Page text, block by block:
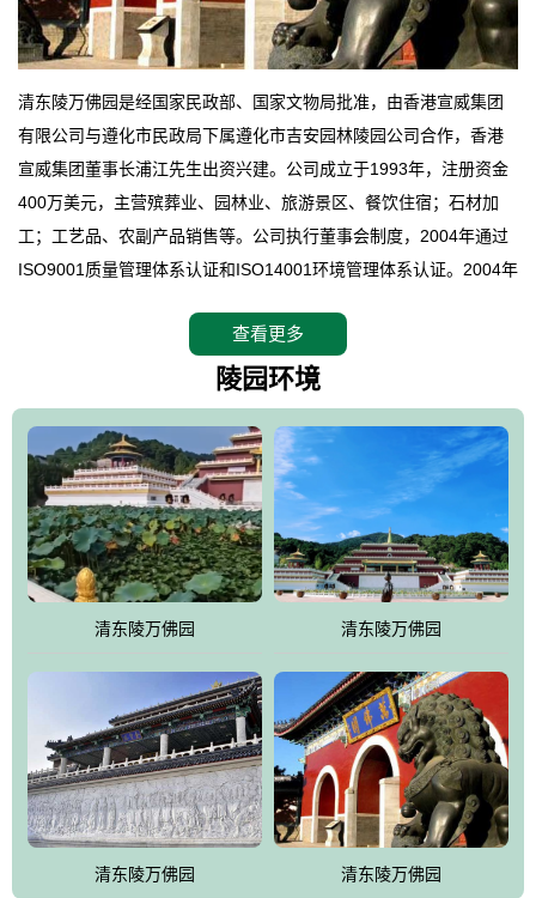
清东陵万佛园是经国家民政部、国家文物局批准，由香港宣威集团
有限公司与遵化市民政局下属遵化市吉安园林陵园公司合作，香港
宣威集团董事长浦江先生出资兴建。公司成立于1993年，注册资金
400万美元，主营殡葬业、园林业、旅游景区、餐饮住宿；石材加
工；工艺品、农副产品销售等。公司执行董事会制度，2004年通过
ISO9001质量管理体系认证和ISO14001环境管理体系认证。2004年
拥有4A级旅游区头衔的花园式陵园，园内建有四星级酒店一座。
万佛园位于遵化市境内，座落在世界文化遗产清东陵地形墙内，地
形绝佳，地理位置优越，交通便利。公司以“建设全国顶级人生后花
园、打造佛教精品旅游圣地”为目标，以海外归侨、国内外知名人士
的墓地安葬、祭祀吊亡并结合旅游参观构成其主要使用功能；以苍
郁绚丽、优雅宜人的园林景观构成其外部形象。通过墓园建设与造
园手法相结合的默契操作，建成一处特色鲜明、服务周全、环境优
美、民族风格突出，与周边文物古迹交相呼应的极具吸引力的花园
式园林。
万佛园工程一期占地448亩，目前完成投资近12亿元人民币，园区采
用全仿古式建筑，寻求与世界文化遗产地清东陵的和谐统一，在园
区建设中寻求陵园建设与景区建设的有机融合，充分发挥独一无二
的地形优势，打造现代艺术园林，建设旅游景观、寺庙、酒店等综
合服务设施，服务于陵园经营，使企业的多元化经营项目相互依
托、相互促进，园区绿化覆盖率达90%。
设计建造各种墓地墓位3万个；主体建筑金宝塔，墓位容量8万个，
能适应不同消费阶层的需求，为客户提供墓碑设计制作服务、特色
查看更多
陵园环境
清东陵万佛园 清东陵万佛园
清东陵万佛园 清东陵万佛园